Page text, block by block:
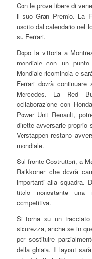
Con le prove libere di
il suo Gran Premio. La
uscito dal calendario nel
su Ferrari.
Dopo la vittoria a
mondiale con un
Mondiale ricomincia e
Ferrari dovrà
Mercedes. La Red
collaborazione con
Power Unit Renault,
dirette avversarie proprio
Verstappen restano
mondiale.
Sul fronte Costruttori, a
Raikkonen che dovrà
importanti alla squadra.
titolo nonostante una
competitiva.
Si torna su un
sicurezza, anche se in
per sostituire
della ghiaia. Il layout